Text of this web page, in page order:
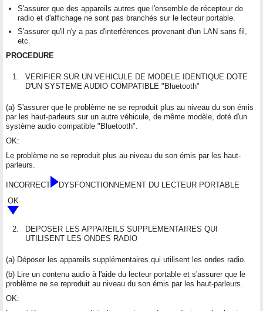
S'assurer que des appareils autres que l'ensemble de récepteur de
radio et d'affichage ne sont pas branchés sur le lecteur portable.
S'assurer qu'il n'y a pas d'interférences provenant d'un LAN sans fil,
etc.
PROCEDURE
1.
VERIFIER SUR UN VEHICULE DE MODELE IDENTIQUE DOTE
D'UN SYSTEME AUDIO COMPATIBLE "Bluetooth"
(a) S'assurer que le problème ne se reproduit plus au niveau du son émis
par les haut-parleurs sur un autre véhicule, de même modèle, doté d'un
système audio compatible "Bluetooth".
OK:
Le problème ne se reproduit plus au niveau du son émis par les haut-
parleurs.
INCORRECT
DYSFONCTIONNEMENT DU LECTEUR PORTABLE
OK
2.
DEPOSER LES APPAREILS SUPPLEMENTAIRES QUI
UTILISENT LES ONDES RADIO
(a) Déposer les appareils supplémentaires qui utilisent les ondes radio.
(b) Lire un contenu audio à l'aide du lecteur portable et s'assurer que le
problème ne se reproduit au niveau du son émis par les haut-parleurs.
OK: